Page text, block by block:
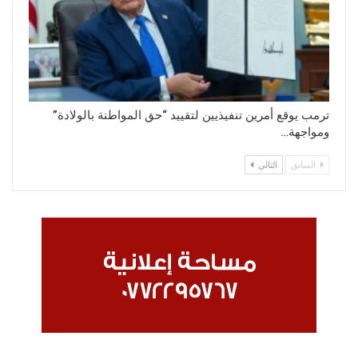
ترمب يوقع أمرين تنفيذيين لتقييد “حق المواطنة بالولادة”
ومواجهة…
السابق التالي